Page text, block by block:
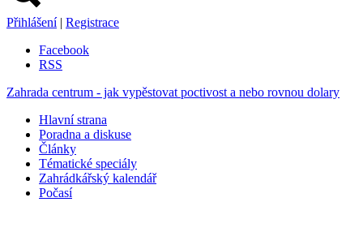
Přihlášení | Registrace
Facebook
RSS
Zahrada centrum - jak vypěstovat poctivost a nebo rovnou dolary
Hlavní strana
Poradna a diskuse
Články
Tématické speciály
Zahrádkářský kalendář
Počasí